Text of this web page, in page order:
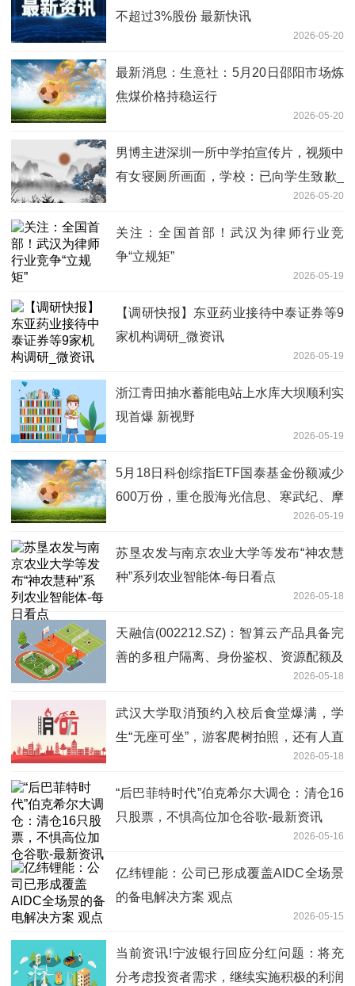
不超过3%股份 最新快讯
2026-05-20
最新消息：生意社：5月20日邵阳市场炼
焦煤价格持稳运行
2026-05-20
男博主进深圳一所中学拍宣传片，视频中
有女寝厕所画面，学校：已向学生致歉_
2026-05-20
关注：全国首部！武汉为律师行业竞
争“立规矩”
2026-05-19
【调研快报】东亚药业接待中泰证券等9
家机构调研_微资讯
2026-05-19
浙江青田抽水蓄能电站上水库大坝顺利实
现首爆 新视野
2026-05-19
5月18日科创综指ETF国泰基金份额减少
600万份，重仓股海光信息、寒武纪、摩
2026-05-19
苏垦农发与南京农业大学等发布“神农慧
种”系列农业智能体-每日看点
2026-05-18
天融信(002212.SZ)：智算云产品具备完
善的多租户隔离、身份鉴权、资源配额及
2026-05-18
武汉大学取消预约入校后食堂爆满，学
生“无座可坐”，游客爬树拍照，还有人直
播学生上体育课？校方回应：将劝阻，学
生可建言反馈
2026-05-18
“后巴菲特时代”伯克希尔大调仓：清仓16
只股票，不惧高位加仓谷歌-最新资讯
2026-05-16
亿纬锂能：公司已形成覆盖AIDC全场景
的备电解决方案 观点
2026-05-15
当前资讯!宁波银行回应分红问题：将充
分考虑投资者需求，继续实施积极的利润